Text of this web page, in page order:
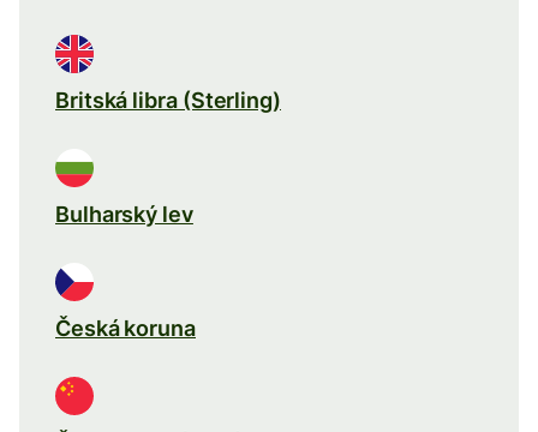
Britská libra (Sterling)
Bulharský lev
Česká koruna